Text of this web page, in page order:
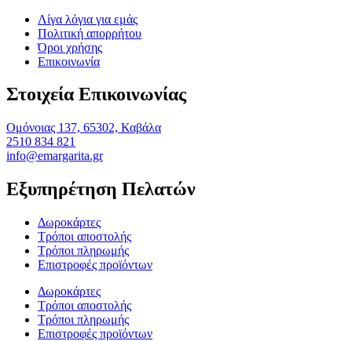
Λίγα λόγια για εμάς
Πολιτική απορρήτου
Όροι χρήσης
Επικοινωνία
Στοιχεία Επικοινωνίας
Ομόνοιας 137, 65302, Καβάλα
2510 834 821
info@emargarita.gr
Εξυπηρέτηση Πελατών
Δωροκάρτες
Τρόποι αποστολής
Τρόποι πληρωμής
Επιστροφές προϊόντων
Δωροκάρτες
Τρόποι αποστολής
Τρόποι πληρωμής
Επιστροφές προϊόντων